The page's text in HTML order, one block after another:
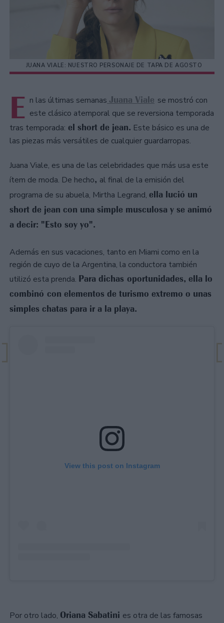
JUANA VIALE: NUESTRO PERSONAJE DE TAPA DE AGOSTO
E n las últimas semanas Juana Viale se mostró con
este clásico atemporal que se reversiona temporada
tras temporada: el short de jean. Este básico es una de
las piezas más versátiles de cualquier guardarropas.
Juana Viale, es una de las celebridades que más usa este
ítem de moda. De hecho, al final de la emisión del
programa de su abuela, Mirtha Legrand, ella lució un
short de jean con una simple musculosa y se animó
a decir: "Esto soy yo".
Además en sus vacaciones, tanto en Miami como en la
región de cuyo de la Argentina, la conductora también
utilizó esta prenda. Para dichas oportunidades, ella lo
combinó con elementos de turismo extremo o unas
simples chatas para ir a la playa.
View this post on Instagram
Por otro lado, Oriana Sabatini es otra de las famosas